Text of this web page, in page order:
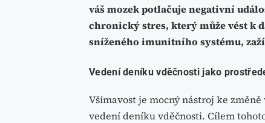
váš mozek potlačuje negativní
chronický stres, který může vést k
sníženého imunitního systému,
Vedení deníku vděčnosti jako
Všímavost je mocný nástroj ke
vedení deníku vděčnosti. Cílem